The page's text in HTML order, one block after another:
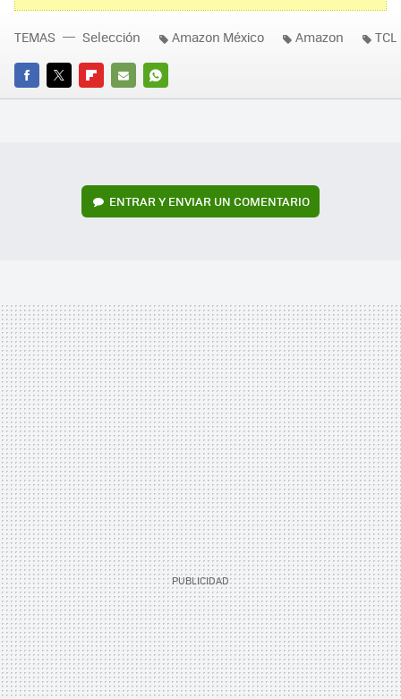
FACEBOOK
TWITTERFLIPBOARD
E-
WHATSAPP
TEMAS Selección Amazon México Amazon TCL
ENTRAR Y ENVIAR UN COMENTARIO